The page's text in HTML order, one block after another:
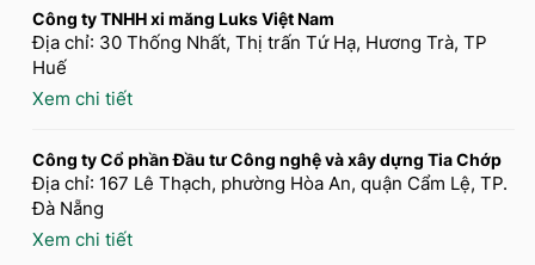
Công ty TNHH xi măng Luks Việt Nam
Địa chỉ: 30 Thống Nhất, Thị trấn Tứ Hạ, Hương Trà, TP
Huế
Xem chi tiết
Công ty Cổ phần Đầu tư Công nghệ và xây dựng Tia Chớp
Địa chỉ: 167 Lê Thạch, phường Hòa An, quận Cẩm Lệ, TP.
Đà Nẵng
Xem chi tiết